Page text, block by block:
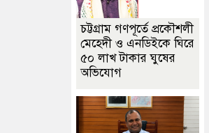
চট্টগ্রাম গণপূর্তে প্রকৌশলী
মেহেদী ও এনডিইকে ঘিরে
৫০ লাখ টাকার ঘুষের
অভিযোগ